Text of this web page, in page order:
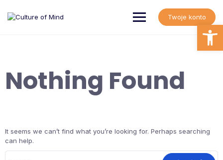
content
Twoje konto
Nothing Found
It seems we can’t find what you’re looking for. Perhaps searching
can help.
Szukaj: